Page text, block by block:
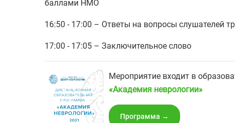
баллами НМО
16:50 - 17:00 – Ответы на вопросы слушателей
17:00 - 17:05 – Заключительное слово
Мероприятие входит в
«‎Академия неврологии»
Программа →